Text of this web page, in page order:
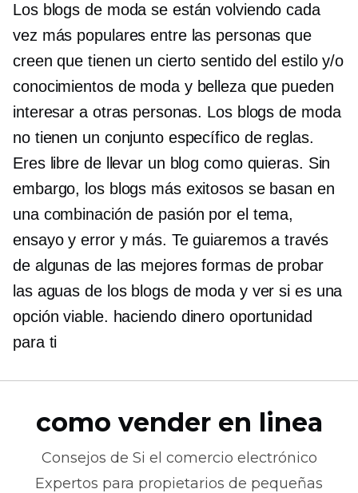
Los blogs de moda se están volviendo cada
vez más populares entre las personas que
creen que tienen un cierto sentido del estilo y/o
conocimientos de moda y belleza que pueden
interesar a otras personas. Los blogs de moda
no tienen un conjunto específico de reglas.
Eres libre de llevar un blog como quieras. Sin
embargo, los blogs más exitosos se basan en
una combinación de pasión por el tema,
ensayo y error y más. Te guiaremos a través
de algunas de las mejores formas de probar
las aguas de los blogs de moda y ver si es una
opción viable. haciendo dinero oportunidad
para ti
como vender en linea
Consejos de Si el comercio electrónico
Expertos para propietarios de pequeñas